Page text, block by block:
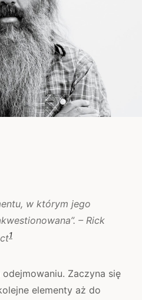
w którym jego
– Rick
1
Zaczyna się
elementy aż do